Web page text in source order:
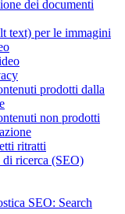
dei documenti
text) per le immagini
prodotti dalla
non prodotti
ritratti
ricerca (SEO)
SEO: Search